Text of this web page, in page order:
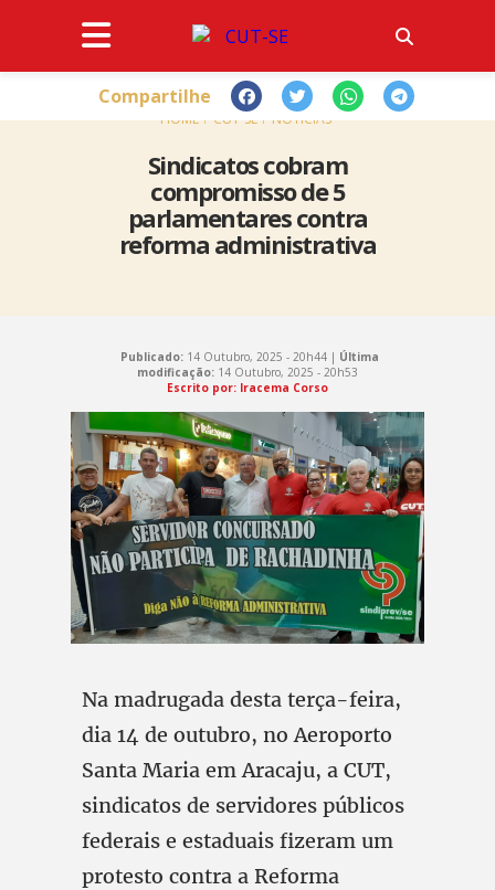
HOME CUT-SE NOTÍCIAS
Sindicatos cobram
compromisso de 5
parlamentares contra
reforma administrativa
Compartilhe
Publicado:14 Outubro, 2025 - 20h44 | Última
modificação: 14 Outubro, 2025 - 20h53
Escrito por: Iracema Corso
Na madrugada desta terça-feira,
dia 14 de outubro, no Aeroporto
Santa Maria em Aracaju, a CUT,
sindicatos de servidores públicos
federais e estaduais fizeram um
protesto contra a Reforma